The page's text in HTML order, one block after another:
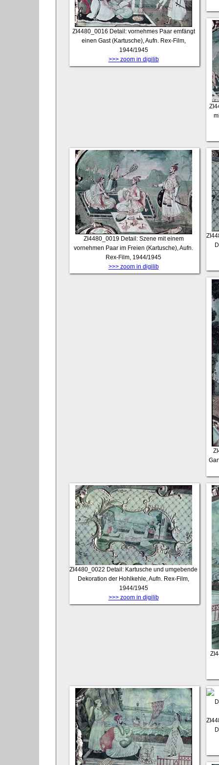
ZI4480_0016 Detail: vornehmes Paar emfängt
einen Gast (Kartusche), Aufn. Rex-Film,
1944/1945
>>> zoom in digilib
ZI4480_0019 Detail: Szene mit einem
vornehmen Paar im Freien (Kartusche), Aufn.
Rex-Film, 1944/1945
>>> zoom in digilib
ZI4480_0022 Detail: Kartusche und umgebende
Dekoration der Hohlkehle, Aufn. Rex-Film,
1944/1945
>>> zoom in digilib